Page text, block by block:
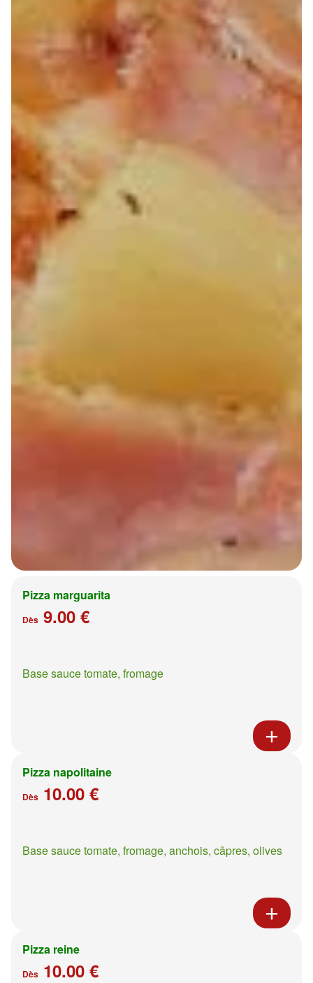
Pizza marguarita
Dès 9.00 €
Base sauce tomate, fromage
Pizza napolitaine
Dès 10.00 €
Base sauce tomate, fromage, anchois, câpres, olives
Pizza reine
Dès 10.00 €